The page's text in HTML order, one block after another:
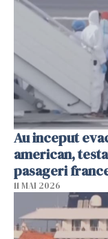
Au inceput
american,
pasageri
11 MAI 2026